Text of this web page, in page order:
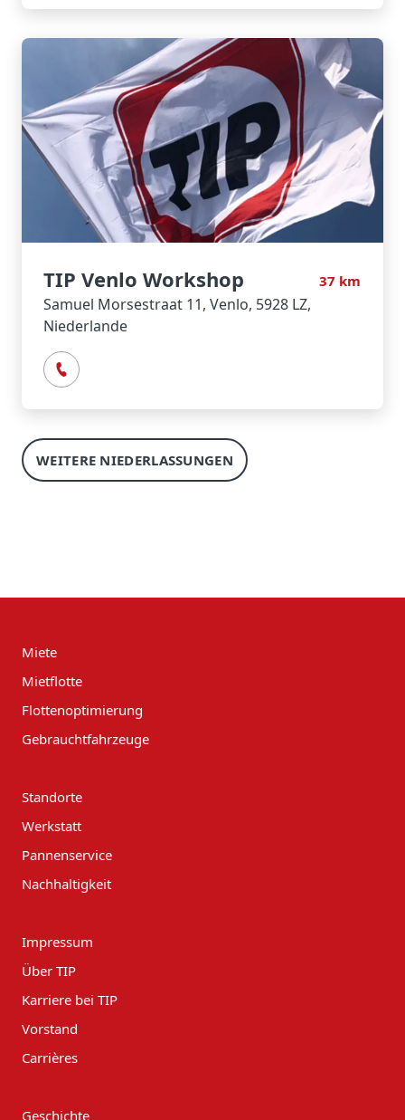
37 km
TIP Venlo Workshop
Samuel Morsestraat 11, Venlo, 5928 LZ,
Niederlande
WEITERE NIEDERLASSUNGEN
Miete
Mietflotte
Flottenoptimierung
Gebrauchtfahrzeuge
Standorte
Werkstatt
Pannenservice
Nachhaltigkeit
Impressum
Über TIP
Karriere bei TIP
Vorstand
Carrières
Geschichte